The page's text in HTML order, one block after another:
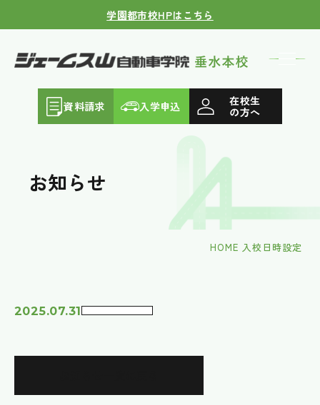
学園都市校HPはこちら
資料請求 入学申込
在校生
の方へ
お知らせ
HOME 入校日時設定
2025.07.31